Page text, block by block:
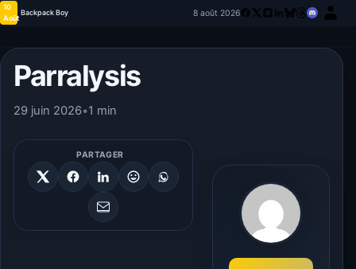
10
Août
Backpack Boy 8 août 2026
Parralysis
29 juin 2026•1 min
PARTAGER